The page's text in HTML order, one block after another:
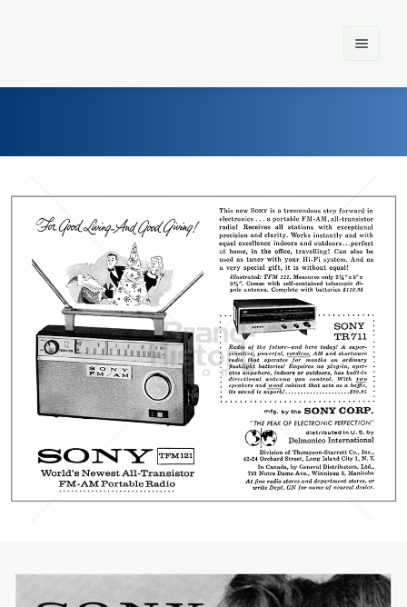
Home
Einst und Heute
Marken
Konzerne
Epoche
SONY Sony Austria GmbH 1959